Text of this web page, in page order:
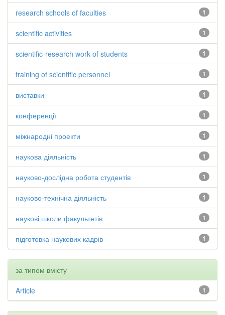
1
research schools of faculties
1
scientific activities
1
scientific-research work of students
1
training of scientific personnel
1
виставки
1
конференції
1
міжнародні проекти
1
наукова діяльність
1
науково-дослідна робота студентів
1
науково-технічна діяльність
1
наукові школи факультетів
1
підготовка наукових кадрів
за типом вмісту
1
Article